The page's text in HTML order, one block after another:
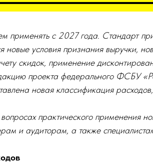
с 2027 года. Стандарт
новые условия признания выручки,
скидок, применение
проекта федерального ФСБУ
новая классификация
практического применения
и аудиторам, а также